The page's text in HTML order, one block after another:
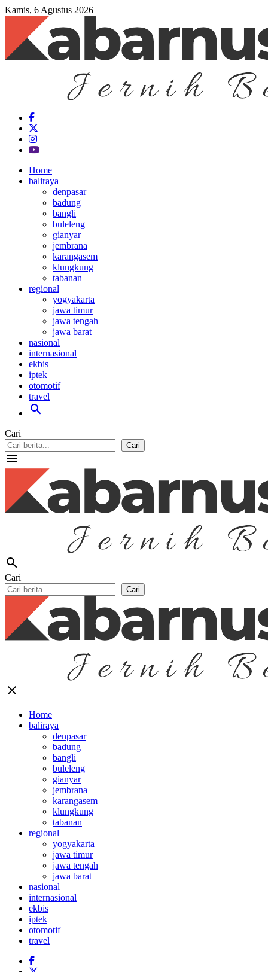
Kamis, 6 Agustus 2026
Home
baliraya
denpasar
badung
bangli
buleleng
gianyar
jembrana
karangasem
klungkung
tabanan
regional
yogyakarta
jawa timur
jawa tengah
jawa barat
nasional
internasional
ekbis
iptek
otomotif
travel
search
Cari
Cari
menu
search
Cari
Cari
close
Home
baliraya
denpasar
badung
bangli
buleleng
gianyar
jembrana
karangasem
klungkung
tabanan
regional
yogyakarta
jawa timur
jawa tengah
jawa barat
nasional
internasional
ekbis
iptek
otomotif
travel